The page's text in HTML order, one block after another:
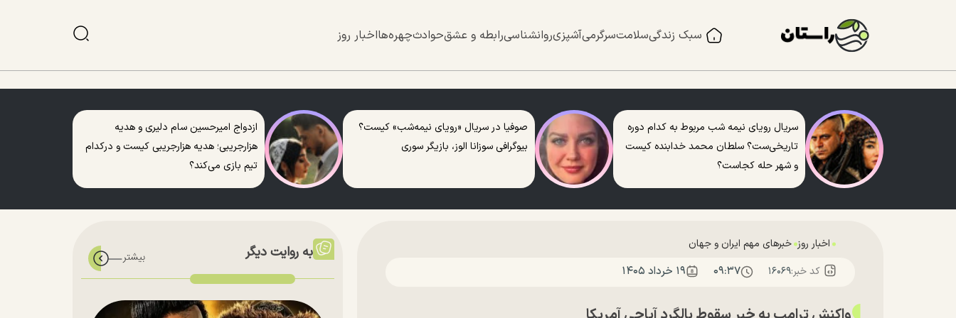
سبک زندگیسلامتسرگرمیآشپزیروانشناسیرابطه و عشقحوادثچهره‌هااخبار روز
سریال رویای نیمه شب مربوط به کدام دوره
تاریخی‌ست؟ سلطان محمد خدابنده کیست
و شهر حله کجاست؟
صوفیا در سریال «رویای نیمه‌شب» کیست؟
بیوگرافی سوزانا الوز، بازیگر سوری
ازدواج امیرحسین سام دلیری و هدیه
هزارجریبی؛ هدیه هزارجریبی کیست و درکدام
تیم بازی می‌کند؟
اخبار روز خبرهای مهم ایران و جهان
کد خبر:۱۶۰۶۹ ۰۹:۳۷ ۱۹ خرداد ۱۴۰۵
به روایت دیگر